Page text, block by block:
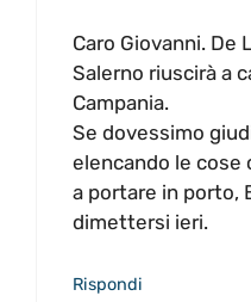
Caro Giovanni. De
Salerno riuscirà a
Campania.
Se dovessimo
elencando le cose
a portare in porto,
dimettersi ieri.
Rispondi